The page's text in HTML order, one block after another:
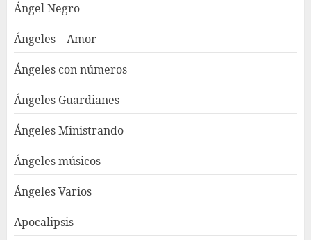
Ángel Negro
Ángeles – Amor
Ángeles con números
Ángeles Guardianes
Ángeles Ministrando
Ángeles músicos
Ángeles Varios
Apocalipsis